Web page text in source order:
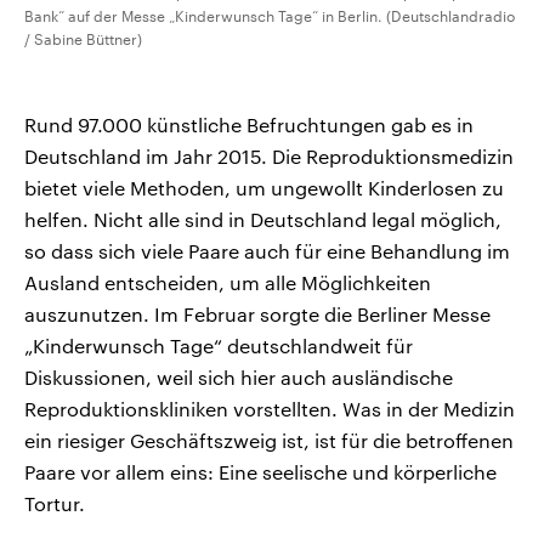
Bank“ auf der Messe „Kinderwunsch Tage“ in Berlin. (Deutschlandradio
/ Sabine Büttner)
Rund 97.000 künstliche Befruchtungen gab es in
Deutschland im Jahr 2015. Die Reproduktionsmedizin
bietet viele Methoden, um ungewollt Kinderlosen zu
helfen. Nicht alle sind in Deutschland legal möglich,
so dass sich viele Paare auch für eine Behandlung im
Ausland entscheiden, um alle Möglichkeiten
auszunutzen. Im Februar sorgte die Berliner Messe
„Kinderwunsch Tage“ deutschlandweit für
Diskussionen, weil sich hier auch ausländische
Reproduktionskliniken vorstellten. Was in der Medizin
ein riesiger Geschäftszweig ist, ist für die betroffenen
Paare vor allem eins: Eine seelische und körperliche
Tortur.